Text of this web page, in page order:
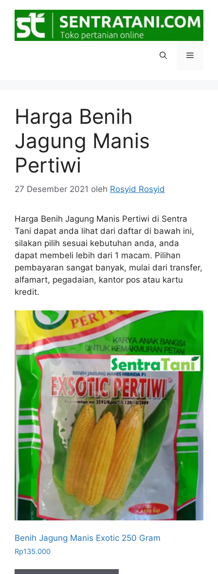
Menu
Harga Benih
Jagung Manis
Pertiwi
27 Desember 2021 oleh Rosyid Rosyid
Harga Benih Jagung Manis Pertiwi di Sentra
Tani dapat anda lihat dari daftar di bawah ini,
silakan pilih sesuai kebutuhan anda, anda
dapat membeli lebih dari 1 macam. Pilihan
pembayaran sangat banyak, mulai dari transfer,
alfamart, pegadaian, kantor pos atau kartu
kredit.
Benih Jagung Manis Exotic 250 Gram
Rp135.000